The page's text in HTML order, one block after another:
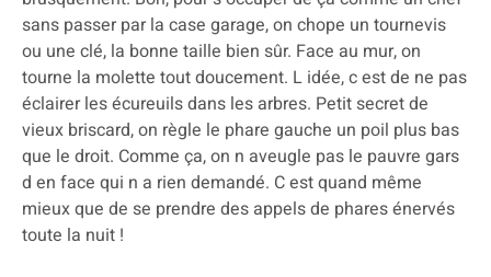
sans passer par la case garage, on chope un tournevis
ou une clé, la bonne taille bien sûr. Face au mur, on
tourne la molette tout doucement. L idée, c est de ne pas
éclairer les écureuils dans les arbres. Petit secret de
vieux briscard, on règle le phare gauche un poil plus bas
que le droit. Comme ça, on n aveugle pas le pauvre gars
d en face qui n a rien demandé. C est quand même
mieux que de se prendre des appels de phares énervés
toute la nuit !